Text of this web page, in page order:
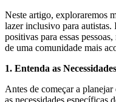
Neste artigo, exploraremos
lazer inclusivo para autistas.
positivas para essas
de uma comunidade mais
1. Entenda as
Antes de começar a
as necessidades específicas